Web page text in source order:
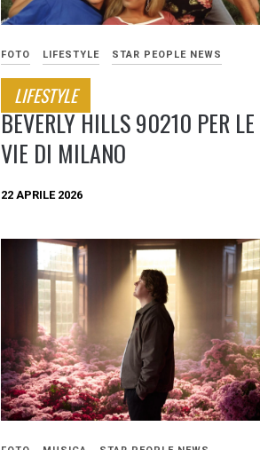
FOTO LIFESTYLE STAR PEOPLE NEWS
LIFESTYLE
BEVERLY HILLS 90210 PER LE
VIE DI MILANO
22 APRILE 2026